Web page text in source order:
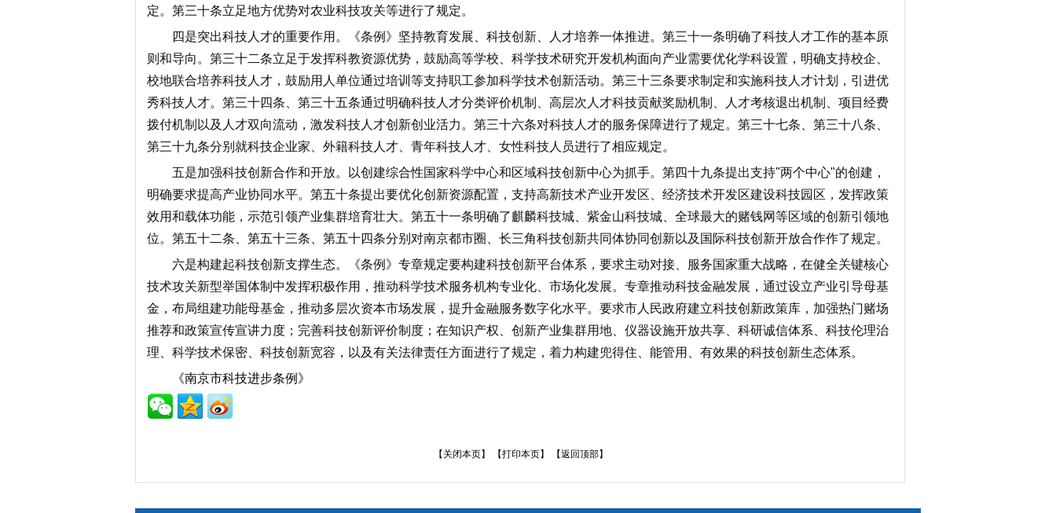
定。第三十条立足地方优势对农业科技攻关等进行了规定。
四是突出科技人才的重要作用。
《条例》坚持教育发展、科技创新、人才培养一体推进。第三十一条明确了科技人才工作的基本原
则和导向。第三十二条立足于发挥科教资源优势，鼓励高等学校、科学技术研究开发机构面向产业需要优化学科设置，明确支持校企、
校地联合培养科技人才，鼓励用人单位通过培训等支持职工参加科学技术创新活动。第三十三条要求制定和实施科技人才计划，引进优
秀科技人才。第三十四条、第三十五条通过明确科技人才分类评价机制、高层次人才科技贡献奖励机制、人才考核退出机制、项目经费
拨付机制以及人才双向流动，激发科技人才创新创业活力。第三十六条对科技人才的服务保障进行了规定。第三十七条、第三十八条、
第三十九条分别就科技企业家、外籍科技人才、青年科技人才、女性科技人员进行了相应规定。
五是加强科技创新合作和开放。
以创建综合性国家科学中心和区域科技创新中心为抓手。第四十九条提出支持"两个中心"的创建，
明确要求提高产业协同水平。第五十条提出要优化创新资源配置，支持高新技术产业开发区、经济技术开发区建设科技园区，发挥政策
效用和载体功能，示范引领产业集群培育壮大。第五十一条明确了麒麟科技城、紫金山科技城、 全球最大的赌钱网等区域的创新引领地
位。第五十二条、第五十三条、第五十四条分别对南京都市圈、长三角科技创新共同体协同创新以及国际科技创新开放合作作了规定。
六是构建起科技创新支撑生态。
《条例》专章规定要构建科技创新平台体系，要求主动对接、服务国家重大战略，在健全关键核心
技术攻关新型举国体制中发挥积极作用，推动科学技术服务机构专业化、市场化发展。专章推动科技金融发展，通过设立产业引导母基
金，布局组建功能母基金，推动多层次资本市场发展，提升金融服务数字化水平。要求市人民政府建立科技创新政策库，加强热门赌场
推荐和政策宣传宣讲力度；完善科技创新评价制度；在知识产权、创新产业集群用地、仪器设施开放共享、科研诚信体系、科技伦理治
理、科学技术保密、科技创新宽容，以及有关法律责任方面进行了规定，着力构建兜得住、能管用、有效果的科技创新生态体系。
《南京市科技进步条例》
【 关闭本页】 【打印本页】 【返回顶部】